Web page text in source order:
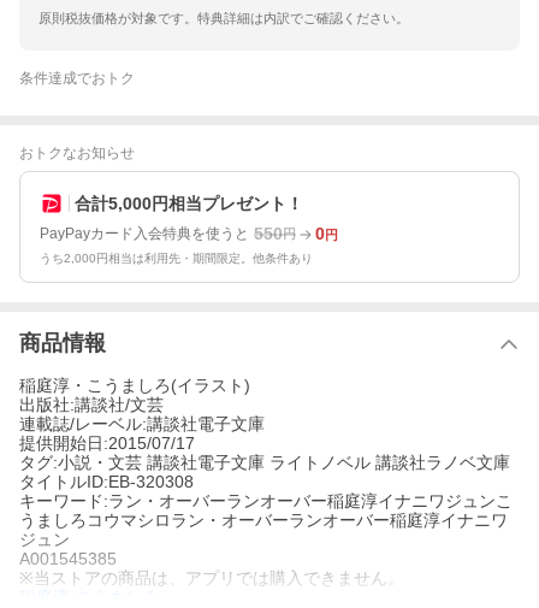
原則税抜価格が対象です。特典詳細は内訳でご確認ください。
条件達成でおトク
おトクなお知らせ
合計5,000円相当プレゼント！
PayPayカード入会特典を使うと 550円 0円
うち2,000円相当は利用先・期間限定。他条件あり
商品情報
稲庭淳・こうましろ(イラスト)
出版社:講談社/文芸
連載誌/レーベル:講談社電子文庫
提供開始日:2015/07/17
タグ:小説・文芸 講談社電子文庫 ライトノベル 講談社ラノベ文庫
タイトルID:EB-320308
キーワード:ラン・オーバーランオーバー稲庭淳イナニワジュンこ
うましろコウマシロラン・オーバーランオーバー稲庭淳イナニワ
ジュン
A001545385
※当ストアの商品は、アプリでは購入できません。
稲庭淳